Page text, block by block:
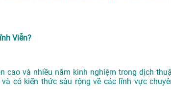
Viễn?
cao và nhiều năm kinh nghiệm trong dịch
có kiến thức sâu rộng về các lĩnh vực